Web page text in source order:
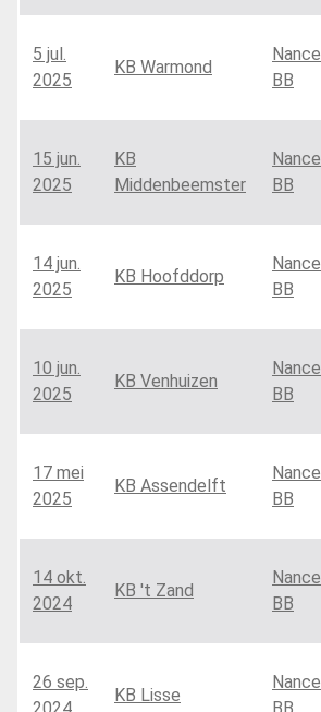
5 jul.
2025
KB Warmond
Nance
BB
15 jun.
2025
KB
Middenbeemster
Nance
BB
14 jun.
2025
KB Hoofddorp
Nance
BB
10 jun.
2025
KB Venhuizen
Nance
BB
17 mei
2025
KB Assendelft
Nance
BB
14 okt.
2024
KB 't Zand
Nance
BB
26 sep.
2024
KB Lisse
Nance
BB